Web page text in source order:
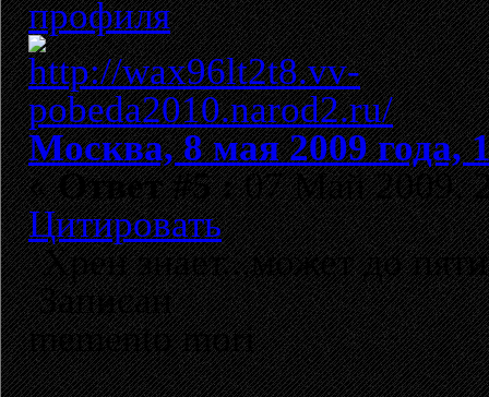
Москва, 8 мая 2009 года,
«Ответ #5 :07 Май 2009,
Цитировать
Хрен знает...может до
Записан
memento mori